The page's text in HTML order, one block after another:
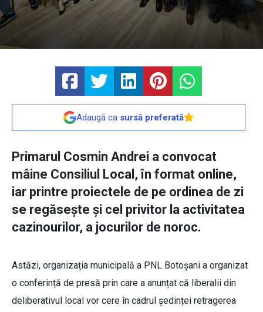
Adaugă ca sursă preferată
Primarul Cosmin Andrei a convocat
mâine Consiliul Local, în format online,
iar printre proiectele de pe ordinea de zi
se regăsește și cel privitor la activitatea
cazinourilor, a jocurilor de noroc.
Astăzi, organizația municipală a PNL Botoșani a organizat
o conferință de presă prin care a anunțat că liberalii din
deliberativul local vor cere în cadrul ședinței retragerea